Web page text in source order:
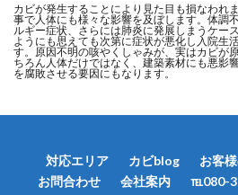
カビが発生することにより見た目も損なわれ
事で人体にも様々な影響を及ぼします。体調
ルギー症状、さらには肺炎に発展しまうケー
ようにも思えても次第に症状が悪化し入院生
す。原因不明の咳やくしゃみが、実はカビが
ちろん人体だけではなく、建築素材にも悪影
を腐敗させる要因にもなります。
対応エリア カビblog お客
お問合わせ
会社案内 ℡080-